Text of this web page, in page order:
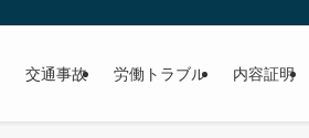
交通事故 労働トラブル 内容証明